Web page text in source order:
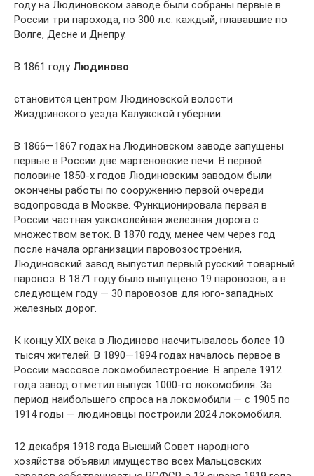
году на Людиновском заводе были собраны первые в
России три парохода, по 300 л.с. каждый, плававшие по
Волге, Десне и Днепру.
В 1861 году Людиново
становится центром Людиновской волости
Жиздринского уезда Калужской губернии.
В 1866—1867 годах на Людиновском заводе запущены
первые в России две мартеновские печи. В первой
половине 1850-х годов Людиновским заводом были
окончены работы по сооружению первой очереди
водопровода в Москве. Функционировала первая в
России частная узкоколейная железная дорога с
множеством веток. В 1870 году, менее чем через год
после начала организации паровозостроения,
Людиновский завод выпустил первый русский товарный
паровоз. В 1871 году было выпущено 19 паровозов, а в
следующем году — 30 паровозов для юго-западных
железных дорог.
К концу ХIХ века в Людиново насчитывалось более 10
тысяч жителей. В 1890—1894 годах началось первое в
России массовое локомобилестроение. В апреле 1912
года завод отметил выпуск 1000-го локомобиля. За
период наибольшего спроса на локомобили — с 1905 по
1914 годы — людиновцы построили 2024 локомобиля.
12 декабря 1918 года Высший Совет народного
хозяйства объявил имущество всех Мальцовских